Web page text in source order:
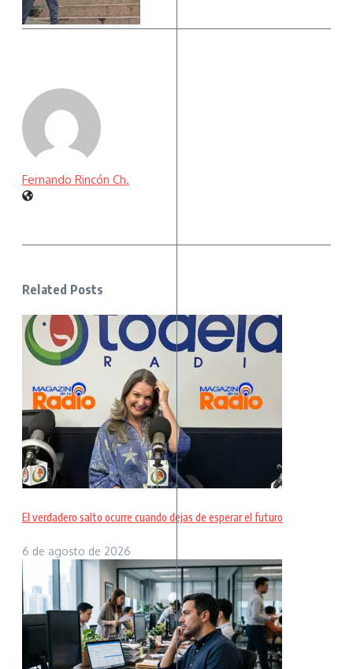
Fernando Rincón Ch.
Related Posts
El verdadero salto ocurre cuando dejas de esperar el futuro
6 de agosto de 2026